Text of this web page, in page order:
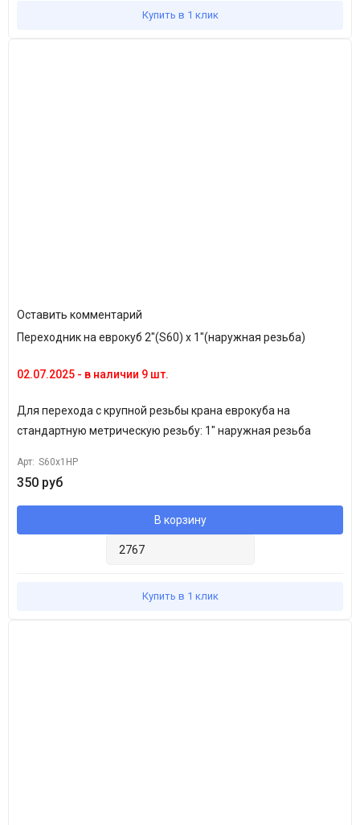
Купить в 1 клик
Оставить комментарий
Переходник на еврокуб 2"(S60) х 1"(наружная резьба)
02.07.2025 - в наличии 9 шт.
Для перехода с крупной резьбы крана еврокуба на
стандартную метрическую резьбу: 1" наружная резьба
Арт: S60x1HP
350 руб
В корзину
Купить в 1 клик